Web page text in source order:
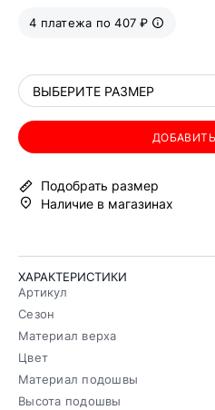
4 платежа по 407 ₽
ВЫБЕРИТЕ РАЗМЕР
Подобрать размер
Наличие в магазинах
ХАРАКТЕРИСТИКИ
Артикул
Сезон
Материал верха
Цвет
Материал подошвы
Высота подошвы